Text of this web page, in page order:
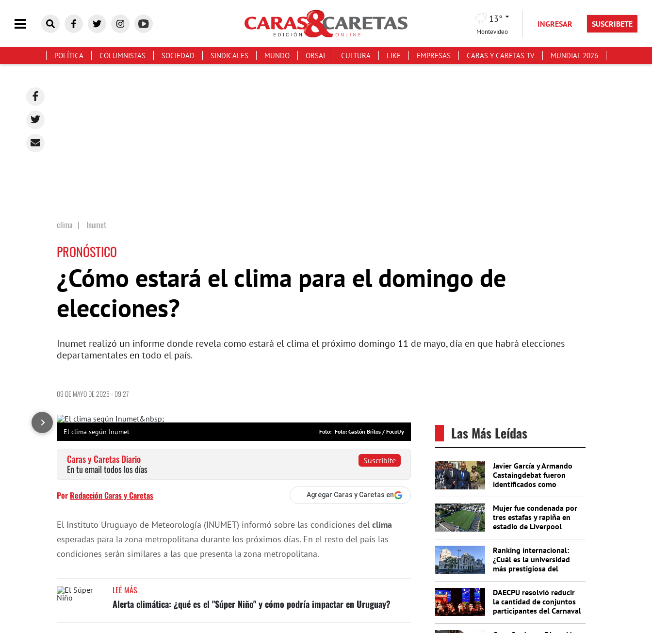
13°
Montevideo
INGRESAR SUSCRIBETE
POLÍTICA COLUMNISTAS SOCIEDAD SINDICALES MUNDO ORSAI CULTURA LIKE EMPRESAS CARAS Y CARETAS TV MUNDIAL 2026
clima | Inumet
PRONÓSTICO
¿Cómo estará el clima para el domingo de
elecciones?
Inumet realizó un informe donde revela como estará el clima el próximo domingo 11 de mayo, día en que habrá elecciones
departamentales en todo el país.
09 DE MAYO DE 2025 - 09:27
El clima según Inumet Foto: Gastón Britos / FocoUy
Suscribite
Caras y Caretas Diario
En tu email todos los días
Por Redacción Caras y Caretas Agregar Caras y Caretas en
El Instituto Uruguayo de Meteorología (INUMET) informó sobre las condiciones del clima
esperadas para la zona metropolitana durante los próximos días. En el resto del país las
condiciones serán similares a las que presenta la zona metropolitana.
LEÉ MÁS
Alerta climática: ¿qué es el "Súper Niño" y cómo podría impactar en Uruguay?
Las Más Leídas
Javier García y Armando
Castaingdebat fueron
identificados como
Mujer fue condenada por
tres estafas y rapiña en
estadio de Liverpool
Ranking internacional:
¿Cuál es la universidad
más prestigiosa del
DAECPU resolvió reducir
la cantidad de conjuntos
participantes del Carnaval